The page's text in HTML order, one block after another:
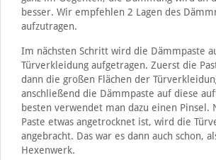
besser. Wir empfehlen 2 Lagen des
aufzutragen.
Im nächsten Schritt wird die Dämmpaste
Türverkleidung aufgetragen. Zuerst die
dann die großen Flächen der
anschließend die Dämmpaste auf diese
besten verwendet man dazu einen Pinsel.
Paste etwas angetrocknet ist, wird die
angebracht. Das war es dann auch schon,
Hexenwerk.